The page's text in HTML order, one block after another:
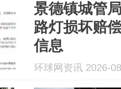
景德镇城管
路灯损坏赔
信息
环球网资讯 2026-